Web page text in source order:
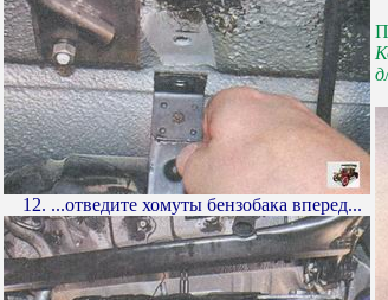
12. ...отведите хомуты бензобака вперед...